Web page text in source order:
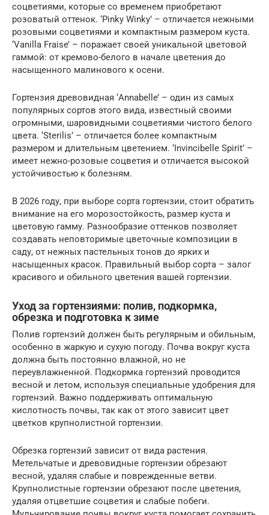
соцветиями, которые со временем приобретают
розоватый оттенок. ‘Pinky Winky’ – отличается нежными
розовыми соцветиями и компактным размером куста.
‘Vanilla Fraise’ – поражает своей уникальной цветовой
гаммой: от кремово-белого в начале цветения до
насыщенного малинового к осени.
Гортензия древовидная ‘Annabelle’ – один из самых
популярных сортов этого вида, известный своими
огромными, шаровидными соцветиями чистого белого
цвета. ‘Sterilis’ – отличается более компактным
размером и длительным цветением. ‘Invincibelle Spirit’ –
имеет нежно-розовые соцветия и отличается высокой
устойчивостью к болезням.
В 2026 году, при выборе сорта гортензии, стоит обратить
внимание на его морозостойкость, размер куста и
цветовую гамму. Разнообразие оттенков позволяет
создавать неповторимые цветочные композиции в
саду, от нежных пастельных тонов до ярких и
насыщенных красок. Правильный выбор сорта – залог
красивого и обильного цветения вашей гортензии.
Уход за гортензиями: полив, подкормка,
обрезка и подготовка к зиме
Полив гортензий должен быть регулярным и обильным,
особенно в жаркую и сухую погоду. Почва вокруг куста
должна быть постоянно влажной, но не
переувлажненной. Подкормка гортензий проводится
весной и летом, используя специальные удобрения для
гортензий. Важно поддерживать оптимальную
кислотность почвы, так как от этого зависит цвет
цветков крупнолистной гортензии.
Обрезка гортензий зависит от вида растения.
Метельчатые и древовидные гортензии обрезают
весной, удаляя слабые и поврежденные ветви.
Крупнолистные гортензии обрезают после цветения,
удаляя отцветшие соцветия и слабые побеги.